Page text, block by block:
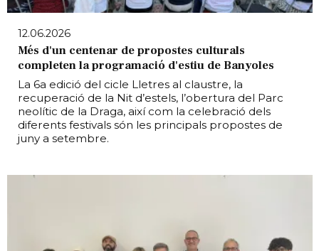
12.06.2026
Més d'un centenar de propostes culturals
completen la programació d'estiu de Banyoles
La 6a edició del cicle Lletres al claustre, la
recuperació de la Nit d’estels, l’obertura del Parc
neolític de la Draga, així com la celebració dels
diferents festivals són les principals propostes de
juny a setembre.